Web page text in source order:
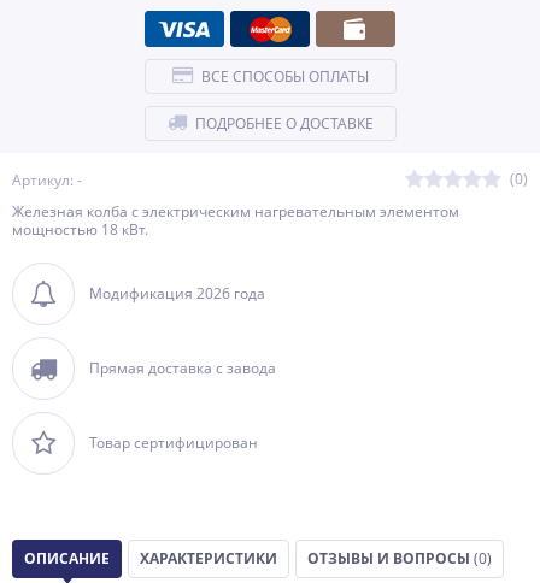
Артикул: -
(0)
Железная колба с электрическим нагревательным элементом
мощностью 18 кВт.
Модификация 2026 года
Прямая доставка с завода
Товар сертифицирован
ВСЕ СПОСОБЫ ОПЛАТЫ
ПОДРОБНЕЕ О ДОСТАВКЕ
ОПИСАНИЕ ХАРАКТЕРИСТИКИ ОТЗЫВЫ И ВОПРОСЫ (0)